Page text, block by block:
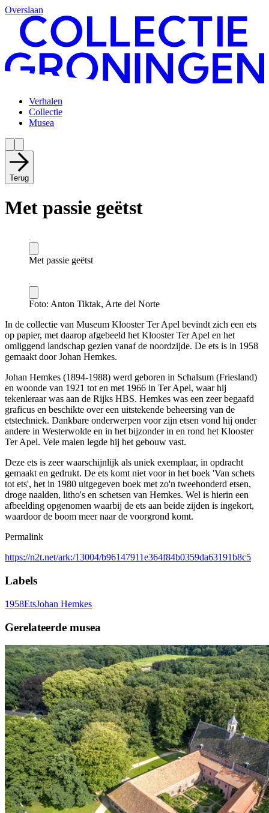
Overslaan
Verhalen
Collectie
Musea
Terug
Met passie geëtst
Met passie geëtst
Foto: Anton Tiktak, Arte del Norte
In de collectie van Museum Klooster Ter Apel bevindt zich een ets
op papier, met daarop afgebeeld het Klooster Ter Apel en het
omliggend landschap gezien vanaf de noordzijde. De ets is in 1958
gemaakt door Johan Hemkes.
Johan Hemkes (1894-1988) werd geboren in Schalsum (Friesland)
en woonde van 1921 tot en met 1966 in Ter Apel, waar hij
tekenleraar was aan de Rijks HBS. Hemkes was een zeer begaafd
graficus en beschikte over een uitstekende beheersing van de
etstechniek. Dankbare onderwerpen voor zijn etsen vond hij onder
andere in Westerwolde en in het bijzonder in en rond het Klooster
Ter Apel. Vele malen legde hij het gebouw vast.
Deze ets is zeer waarschijnlijk als uniek exemplaar, in opdracht
gemaakt en gedrukt. De ets komt niet voor in het boek 'Van schets
tot ets', het in 1980 uitgegeven boek met zo'n tweehonderd etsen,
droge naalden, litho's en schetsen van Hemkes. Wel is hierin een
afbeelding opgenomen waarbij de ets aan beide zijden is ingekort,
waardoor de boom meer naar de voorgrond komt.
Permalink
https://n2t.net/ark:/13004/b96147911e364f84b0359da63191b8c5
Labels
1958EtsJohan Hemkes
Gerelateerde musea